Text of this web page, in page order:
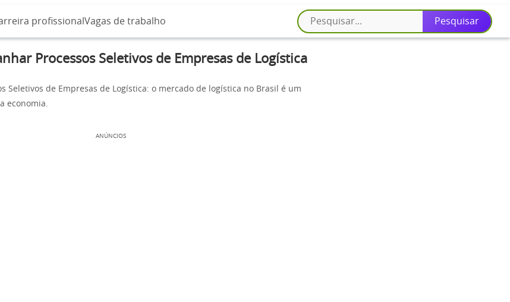
profissionalVagas de trabalho
Processos Seletivos de Empresas de Logística
Seletivos de Empresas de Logística: o mercado de logística no Brasil é um
economia.
ANÚNCIOS